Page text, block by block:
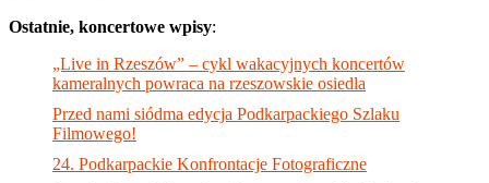
Ostatnie, koncertowe wpisy:
„Live in Rzeszów” – cykl wakacyjnych koncertów
kameralnych powraca na rzeszowskie osiedla
Przed nami siódma edycja Podkarpackiego Szlaku
Filmowego!
24. Podkarpackie Konfrontacje Fotograficzne